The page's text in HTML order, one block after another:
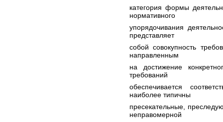
категория формы
нормативного
упорядочивания
представляет
собой совокупность
направленным
на достижение
требований
обеспечивается
наиболее типичны
пресекательные,
неправомерной